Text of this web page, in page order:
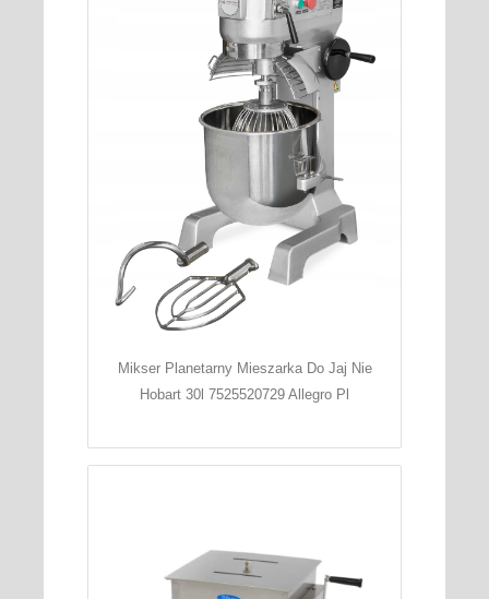
Mikser Planetarny Mieszarka Do Jaj Nie
Hobart 30l 7525520729 Allegro Pl